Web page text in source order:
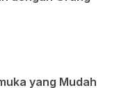
yang Mudah